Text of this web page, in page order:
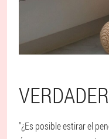
"¿Es posible estirar el